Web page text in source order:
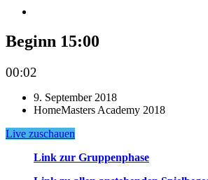
Beginn 15:00
00:02
9. September 2018
HomeMasters Academy 2018
Live zuschauen
Link zur Gruppenphase